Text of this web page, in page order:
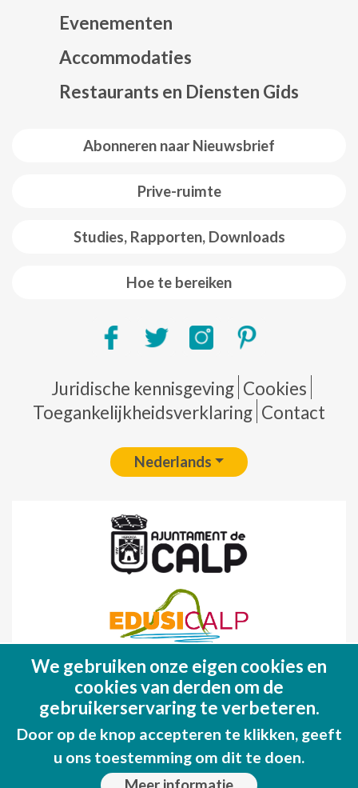
Abonneren naar Nieuwsbrief
Prive-ruimte
Studies, Rapporten, Downloads
Hoe te bereiken
Evenementen
Accommodaties
Restaurants en Diensten Gids
Pie de página
Juridische kennisgeving Cookies
Toegankelijkheidsverklaring Contact
Nederlands
Fondo Europeo de Desarrollo Regional
(FEDER)
Una manera de hacer EUROPA
We gebruiken onze eigen cookies en
cookies van derden om de
gebruikerservaring te verbeteren.
Door op de knop accepteren te klikken, geeft
u ons toestemming om dit te doen.